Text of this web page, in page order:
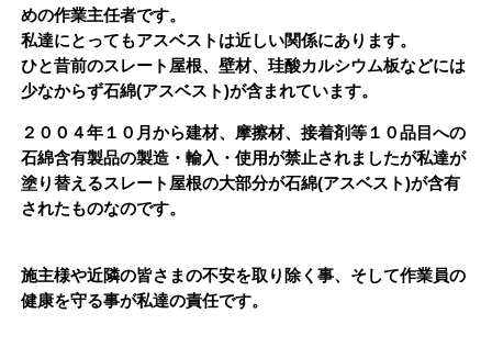
めの作業主任者です。
私達にとってもアスベストは近しい関係にあります。
ひと昔前のスレート屋根、壁材、珪酸カルシウム板などには
少なからず石綿(アスベスト)が含まれています。
２００４年１０月から建材、摩擦材、接着剤等１０品目への
石綿含有製品の製造・輸入・使用が禁止されましたが私達が
塗り替えるスレート屋根の大部分が石綿(アスベスト)が含有
されたものなのです。
施主様や近隣の皆さまの不安を取り除く事、そして作業員の
健康を守る事が私達の責任です。